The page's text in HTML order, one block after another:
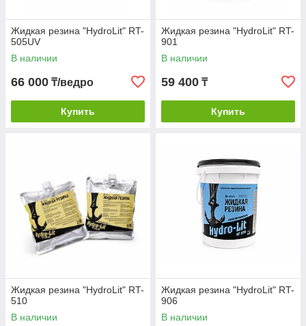
Жидкая резина "HydroLit" RT-
505UV
В наличии
66 000 ₸/ведро
Купить
Жидкая резина "HydroLit" RT-
901
В наличии
59 400 ₸
Купить
Жидкая резина "HydroLit" RT-
510
В наличии
Жидкая резина "HydroLit" RT-
906
В наличии